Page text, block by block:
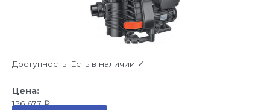
Доступность: Есть в наличии ✓
156 677₽